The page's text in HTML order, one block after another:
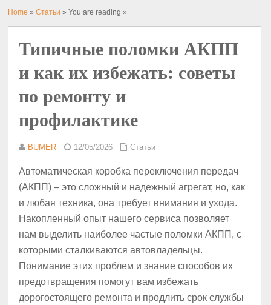
Home »Статьи » You are reading »
Типичные поломки АКПП
и как их избежать: советы
по ремонту и
профилактике
BUMER 12/05/2026 Статьи
Автоматическая коробка переключения передач
(АКПП) – это сложный и надежный агрегат, но, как
и любая техника, она требует внимания и ухода.
Накопленный опыт нашего сервиса позволяет
нам выделить наиболее частые поломки АКПП, с
которыми сталкиваются автовладельцы.
Понимание этих проблем и знание способов их
предотвращения помогут вам избежать
дорогостоящего ремонта и продлить срок службы